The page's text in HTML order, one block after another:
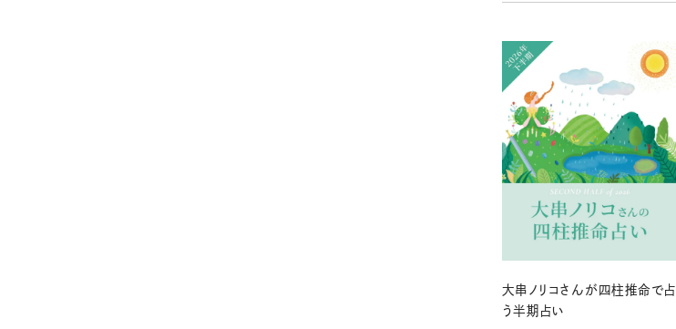
大串ノリコさんが四柱推命で占
う半期占い